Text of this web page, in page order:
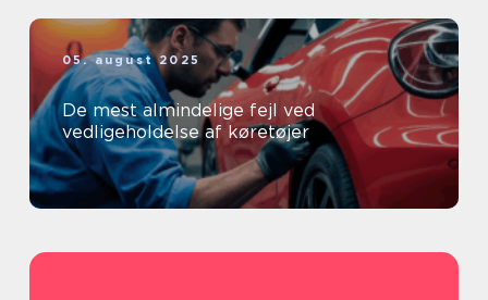
05. august 2025
De mest almindelige fejl ved
vedligeholdelse af køretøjer